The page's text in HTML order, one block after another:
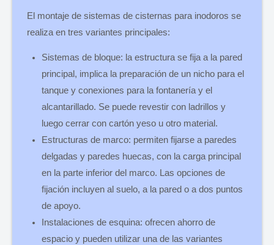
El montaje de sistemas de cisternas para inodoros se
realiza en tres variantes principales:
Sistemas de bloque: la estructura se fija a la pared
principal, implica la preparación de un nicho para el
tanque y conexiones para la fontanería y el
alcantarillado. Se puede revestir con ladrillos y
luego cerrar con cartón yeso u otro material.
Estructuras de marco: permiten fijarse a paredes
delgadas y paredes huecas, con la carga principal
en la parte inferior del marco. Las opciones de
fijación incluyen al suelo, a la pared o a dos puntos
de apoyo.
Instalaciones de esquina: ofrecen ahorro de
espacio y pueden utilizar una de las variantes